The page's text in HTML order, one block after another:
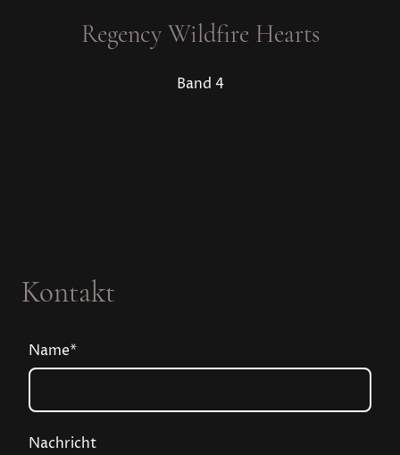
Regency Wildfire Hearts
Band 4
Kontakt
Name*
Nachricht